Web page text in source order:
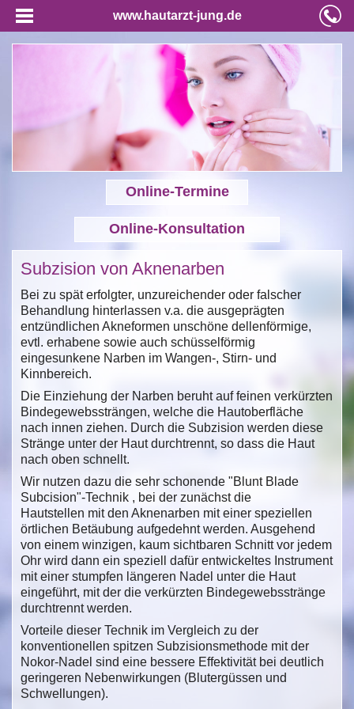
www.hautarzt-jung.de
Online-Termine
Online-Konsultation
Subzision von Aknenarben
Bei zu spät erfolgter, unzureichender oder falscher
Behandlung hinterlassen v.a. die ausgeprägten
entzündlichen Akneformen unschöne dellenförmige,
evtl. erhabene sowie auch schüsselförmig
eingesunkene Narben im Wangen-, Stirn- und
Kinnbereich.
Die Einziehung der Narben beruht auf feinen verkürzten
Bindegewebssträngen, welche die Hautoberfläche
nach innen ziehen. Durch die Subzision werden diese
Stränge unter der Haut durchtrennt, so dass die Haut
nach oben schnellt.
Wir nutzen dazu die sehr schonende "Blunt Blade
Subcision"-Technik , bei der zunächst die
Hautstellen mit den Aknenarben mit einer speziellen
örtlichen Betäubung aufgedehnt werden. Ausgehend
von einem winzigen, kaum sichtbaren Schnitt vor jedem
Ohr wird dann ein speziell dafür entwickeltes Instrument
mit einer stumpfen längeren Nadel unter die Haut
eingeführt, mit der die verkürzten Bindegewebsstränge
durchtrennt werden.
Vorteile dieser Technik im Vergleich zu der
konventionellen spitzen Subzisionsmethode mit der
Nokor-Nadel sind eine bessere Effektivität bei deutlich
geringeren Nebenwirkungen (Blutergüssen und
Schwellungen).